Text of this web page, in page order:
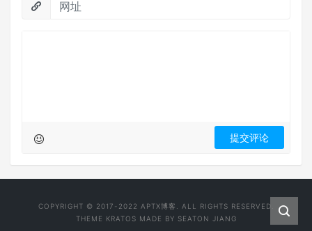
COPYRIGHT © 2017-2022 APTX博客
. ALL RIGHTS RESERVED.
THEME KRATOS MADE BY SEATON JIANG